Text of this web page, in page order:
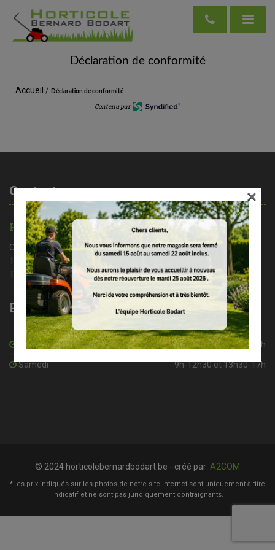
Déclaration de conformité
Accueil / Déclaration de conformité
Contenu par
Contactez-nous
HORTICOLE BERNARD BODART
Chaussée de Nivelles 35A
1461 Haut – Ittre
Tél : 02/366 37 71
Heures d’ouverture
De mardi à vendredi 8h30-12h30 et 13h30-18h
Samedi 9h-12h30 et 13h30-17h
© 2024 horticolebernardbodart.be - créé par: A2COM
*Les prix indiqués sur les photos de notre site Internet sont uniquement à titre
indicatif et ne sont pas juridiquement contraignants.
×